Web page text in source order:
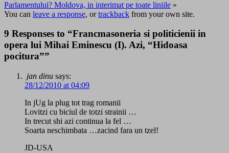
Parlamentului? Moldova, in interimat pe toate liniile »
You can leave a response, ortrackback from your own site.
9 Responses to “Francmasoneria si politicienii in
opera lui Mihai Eminescu (I). Azi, “Hidoasa
pocitura””
jan dinu says:
28/12/2010 at 04:09
In jUg la plug tot trag romanii
Lovitzi cu biciul de totzi strainii …
In trecut shi azi continua la fel …
Soarta neschimbata …zacind fara un tzel!
JD-USA